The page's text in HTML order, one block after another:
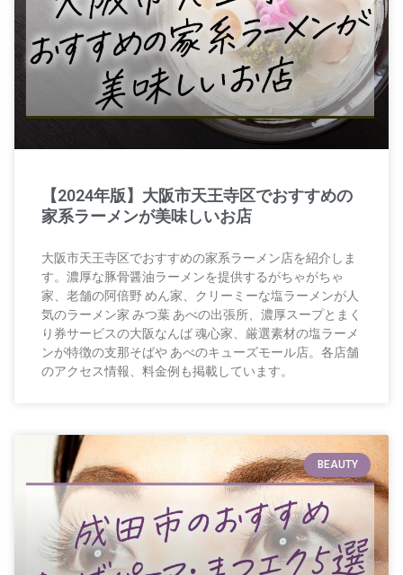
【2024年版】大阪市天王寺区でおすすめの
家系ラーメンが美味しいお店
大阪市天王寺区でおすすめの家系ラーメン店を紹介しま
す。濃厚な豚骨醤油ラーメンを提供するがちゃがちゃ
家、老舗の阿倍野 めん家、クリーミーな塩ラーメンが人
気のラーメン家 みつ葉 あべの出張所、濃厚スープとまく
り券サービスの大阪なんば 魂心家、厳選素材の塩ラーメ
ンが特徴の支那そばや あべのキューズモール店。各店舗
のアクセス情報、料金例も掲載しています。
BEAUTY